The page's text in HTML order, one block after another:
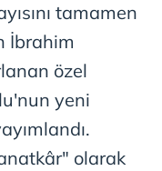
tamamen
İbrahim
özel
yeni
olarak